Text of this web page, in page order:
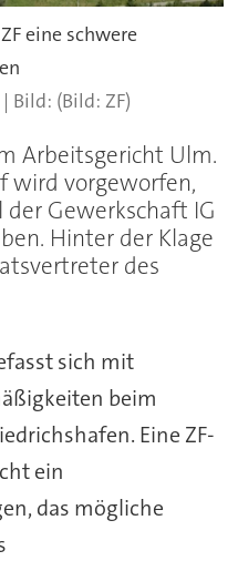
eine schwere
(Bild: ZF)
Arbeitsgericht Ulm.
wird vorgeworfen,
Gewerkschaft IG
Hinter der Klage
des
sich mit
beim
Eine ZF-
ein
das mögliche